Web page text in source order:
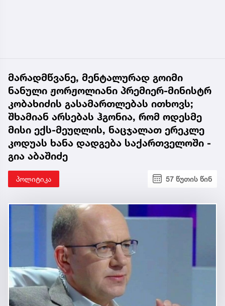
მარადმწვანე, მენტალურად გოიმი
ნანული ჟორჟოლიანი პრემიერ-მინისტრ
კობახიძის გასამართლებას ითხოვს;
შხამიან არსებას ჰგონია, რომ ოდესმე
მისი ექს-მეუღლის, ნაცჯალათ ერეკლე
კოდუას ხანა დადგება საქართველოში -
გია აბაშიძე
პოლიტიკა 57 წუთის წინ